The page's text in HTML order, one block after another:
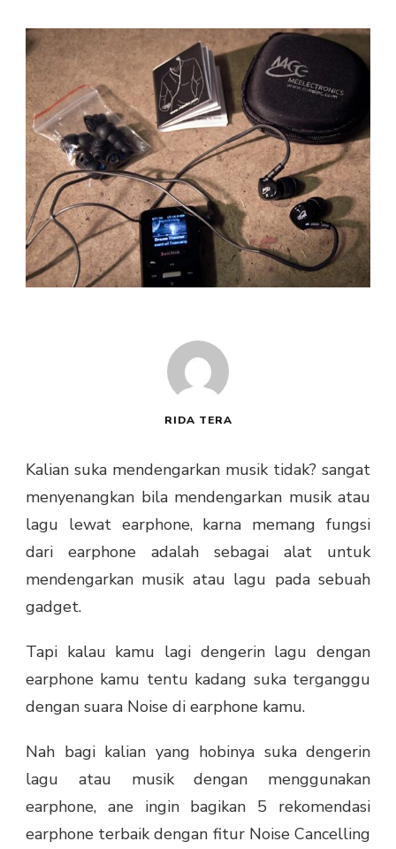
RIDA TERA
Kalian suka mendengarkan musik tidak? sangat
menyenangkan bila mendengarkan musik atau
lagu lewat earphone, karna memang fungsi
dari earphone adalah sebagai alat untuk
mendengarkan musik atau lagu pada sebuah
gadget.
Tapi kalau kamu lagi dengerin lagu dengan
earphone kamu tentu kadang suka terganggu
dengan suara Noise di earphone kamu.
Nah bagi kalian yang hobinya suka dengerin
lagu atau musik dengan menggunakan
earphone, ane ingin bagikan 5 rekomendasi
earphone terbaik dengan fitur Noise Cancelling